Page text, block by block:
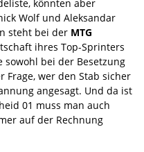
könnten aber
Wolf und Aleksandar
steht bei der MTG
ihres Top-Sprinters
sowohl bei der Besetzung
wer den Stab sicher
angesagt. Und da ist
01 muss man auch
auf der Rechnung